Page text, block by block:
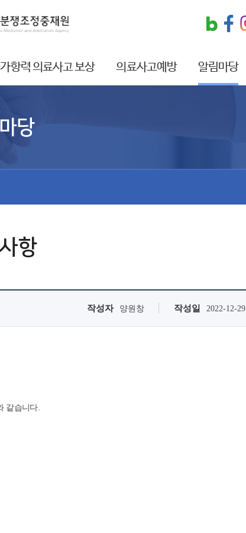
항력 의료사고 보상 의료사고예방 알림마당
당
항
작성자 양원창 작성일 2022-12-29
같습니다.